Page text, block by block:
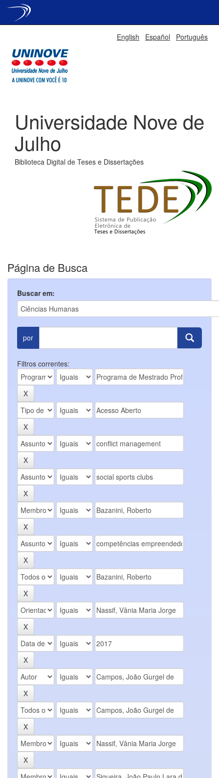
English Español Português
Universidade Nove de
Julho
Biblioteca Digital de Teses e Dissertações
Página de Busca
Buscar em:
por
Filtros correntes: